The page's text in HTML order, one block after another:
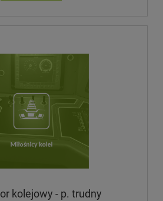
kolejowy - p. trudny